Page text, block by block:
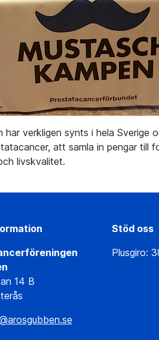
har verkligen synts i hela Sverige
att samla in pengar till
livskvalitet.
14 B
Stöd oss
Plusgiro: